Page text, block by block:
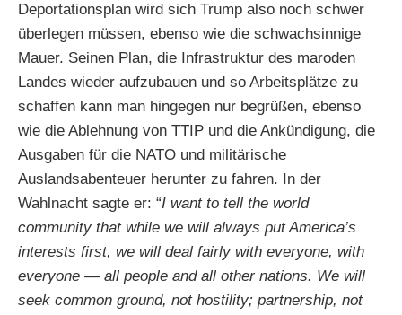
Deportationsplan wird sich Trump also noch schwer
überlegen müssen, ebenso wie die schwachsinnige
Mauer. Seinen Plan, die Infrastruktur des maroden
Landes wieder aufzubauen und so Arbeitsplätze zu
schaffen kann man hingegen nur begrüßen, ebenso
wie die Ablehnung von TTIP und die Ankündigung, die
Ausgaben für die NATO und militärische
Auslandsabenteuer herunter zu fahren. In der
Wahlnacht sagte er: “I want to tell the world
community that while we will always put America’s
interests first, we will deal fairly with everyone, with
everyone — all people and all other nations. We will
seek common ground, not hostility; partnership, not